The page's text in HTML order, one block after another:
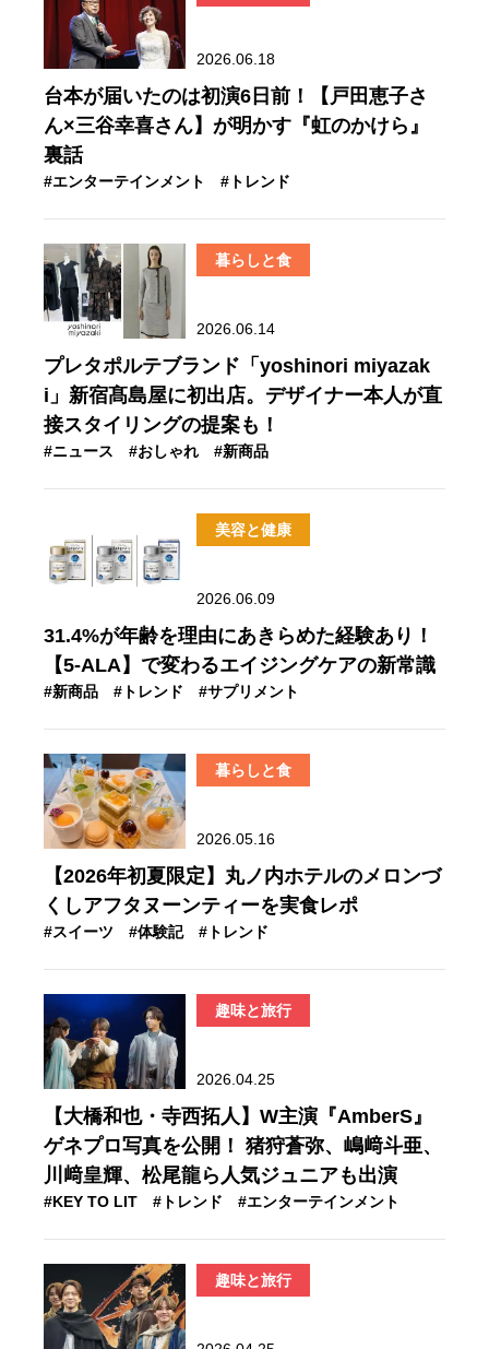
2026.06.18
台本が届いたのは初演6日前！【戸田恵子さ
ん×三谷幸喜さん】が明かす『虹のかけら』
裏話
#エンターテインメント #トレンド
暮らしと食
2026.06.14
プレタポルテブランド「yoshinori miyazak
i」新宿髙島屋に初出店。デザイナー本人が直
接スタイリングの提案も！
#ニュース #おしゃれ #新商品
美容と健康
2026.06.09
31.4%が年齢を理由にあきらめた経験あり！
【5-ALA】で変わるエイジングケアの新常識
#新商品 #トレンド #サプリメント
暮らしと食
2026.05.16
【2026年初夏限定】丸ノ内ホテルのメロンづ
くしアフタヌーンティーを実食レポ
#スイーツ #体験記 #トレンド
趣味と旅行
2026.04.25
【大橋和也・寺西拓人】W主演『AmberS』
ゲネプロ写真を公開！ 猪狩蒼弥、嶋﨑斗亜、
川﨑皇輝、松尾龍ら人気ジュニアも出演
#KEY TO LIT #トレンド #エンターテインメント
趣味と旅行